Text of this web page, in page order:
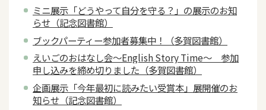
ミニ展示「どうやって自分を守る？」の展示のお知
らせ（記念図書館）
ブックパーティー参加者募集中！（多賀図書館）
えいごのおはなし会～English Story Time～ 参加
申し込みを締め切りました（多賀図書館）
企画展示「今年最初に読みたい受賞本」展開催のお
知らせ（記念図書館）